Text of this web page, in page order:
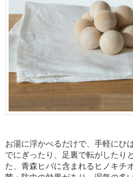
お湯に浮かべるだけで、手軽にひ
でにぎったり、足裏で転がしたり
た、青森ヒバに含まれるヒノキチ